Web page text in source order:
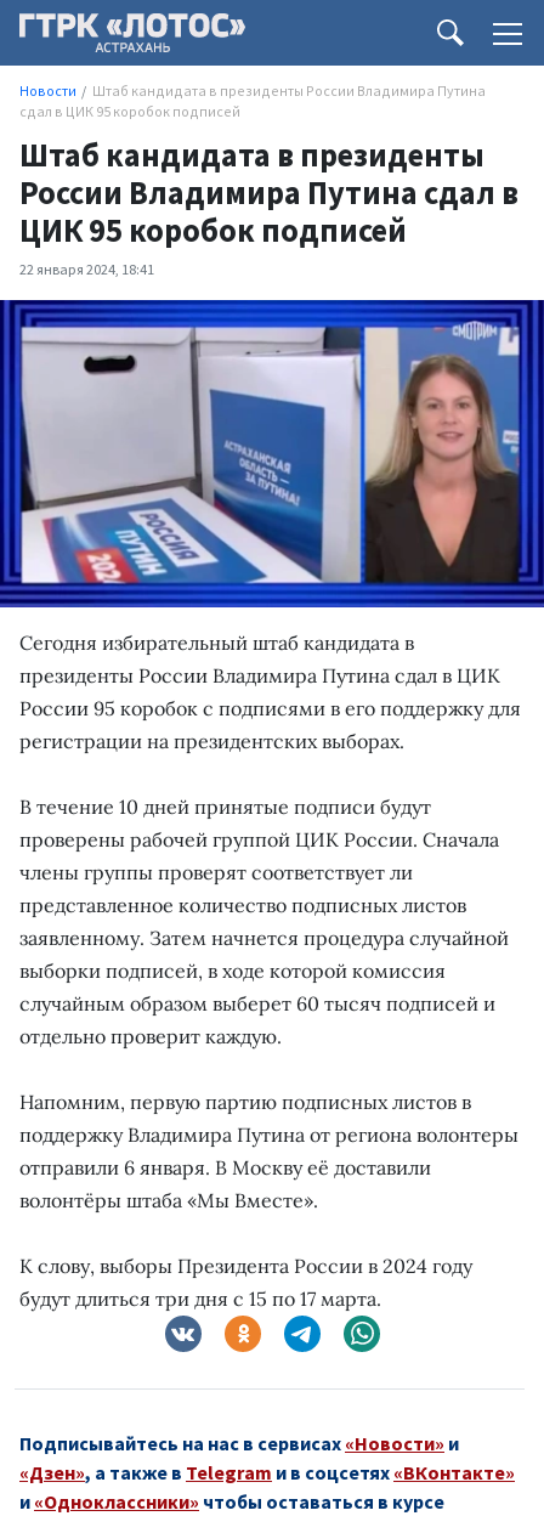
Новости
Штаб кандидата в президенты России Владимира Путина
сдал в ЦИК 95 коробок подписей
Штаб кандидата в президенты
России Владимира Путина сдал в
ЦИК 95 коробок подписей
22 января 2024, 18:41
Сегодня избирательный штаб кандидата в
президенты России Владимира Путина сдал в ЦИК
России 95 коробок с подписями в его поддержку для
регистрации на президентских выборах.
В течение 10 дней принятые подписи будут
проверены рабочей группой ЦИК России. Сначала
члены группы проверят соответствует ли
представленное количество подписных листов
заявленному. Затем начнется процедура случайной
выборки подписей, в ходе которой комиссия
случайным образом выберет 60 тысяч подписей и
отдельно проверит каждую.
Напомним, первую партию подписных листов в
поддержку Владимира Путина от региона волонтеры
отправили 6 января. В Москву её доставили
волонтёры штаба «Мы Вместе».
К слову, выборы Президента России в 2024 году
будут длиться три дня с 15 по 17 марта.
Подписывайтесь на нас в сервисах «Новости» и
«Дзен», а также в Telegram и в соцсетях «ВКонтакте»
и «Одноклассники» чтобы оставаться в курсе